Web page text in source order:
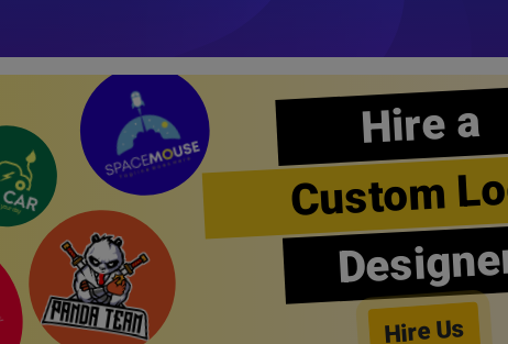
Hire a
Custom
Hire Us